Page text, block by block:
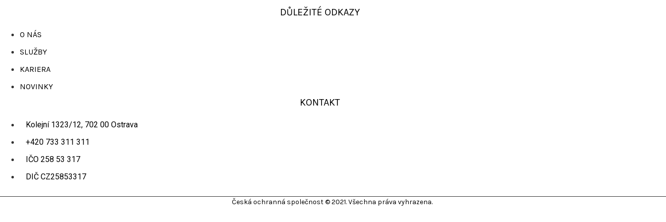
DŮLEŽITÉ ODKAZY
O NÁS
SLUŽBY
KARIERA
NOVINKY
KONTAKT
Kolejní 1323/12, 702 00 Ostrava
+420 733 311 311
IČO 258 53 317
DIČ CZ25853317
Česká ochranná společnost © 2021. Všechna práva vyhrazena.